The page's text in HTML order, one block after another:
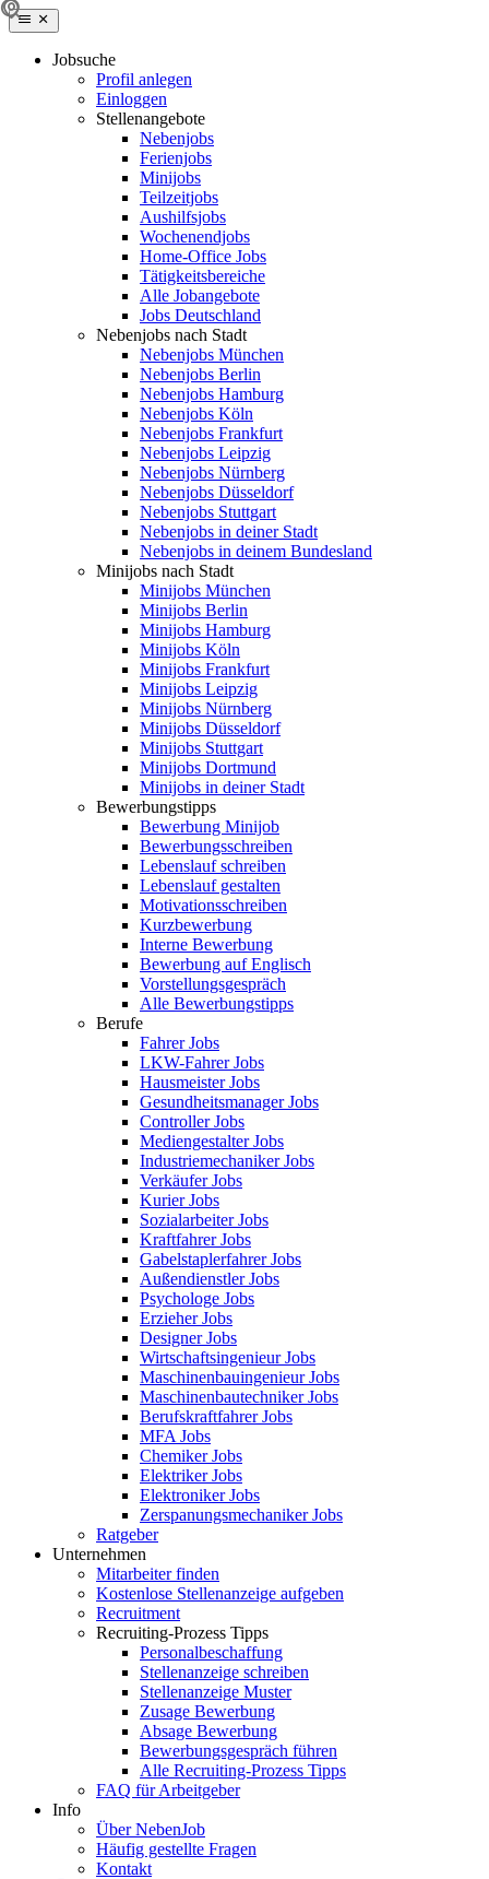
Jobsuche
Profil anlegen
Einloggen
Stellenangebote
Nebenjobs
Ferienjobs
Minijobs
Teilzeitjobs
Aushilfsjobs
Wochenendjobs
Home-Office Jobs
Tätigkeitsbereiche
Alle Jobangebote
Jobs Deutschland
Nebenjobs nach Stadt
Nebenjobs München
Nebenjobs Berlin
Nebenjobs Hamburg
Nebenjobs Köln
Nebenjobs Frankfurt
Nebenjobs Leipzig
Nebenjobs Nürnberg
Nebenjobs Düsseldorf
Nebenjobs Stuttgart
Nebenjobs in deiner Stadt
Nebenjobs in deinem Bundesland
Minijobs nach Stadt
Minijobs München
Minijobs Berlin
Minijobs Hamburg
Minijobs Köln
Minijobs Frankfurt
Minijobs Leipzig
Minijobs Nürnberg
Minijobs Düsseldorf
Minijobs Stuttgart
Minijobs Dortmund
Minijobs in deiner Stadt
Bewerbungstipps
Bewerbung Minijob
Bewerbungsschreiben
Lebenslauf schreiben
Lebenslauf gestalten
Motivationsschreiben
Kurzbewerbung
Interne Bewerbung
Bewerbung auf Englisch
Vorstellungsgespräch
Alle Bewerbungstipps
Berufe
Fahrer Jobs
LKW-Fahrer Jobs
Hausmeister Jobs
Gesundheitsmanager Jobs
Controller Jobs
Mediengestalter Jobs
Industriemechaniker Jobs
Verkäufer Jobs
Kurier Jobs
Sozialarbeiter Jobs
Kraftfahrer Jobs
Gabelstaplerfahrer Jobs
Außendienstler Jobs
Psychologe Jobs
Erzieher Jobs
Designer Jobs
Wirtschaftsingenieur Jobs
Maschinenbauingenieur Jobs
Maschinenbautechniker Jobs
Berufskraftfahrer Jobs
MFA Jobs
Chemiker Jobs
Elektriker Jobs
Elektroniker Jobs
Zerspanungsmechaniker Jobs
Ratgeber
Unternehmen
Mitarbeiter finden
Kostenlose Stellenanzeige aufgeben
Recruitment
Recruiting-Prozess Tipps
Personalbeschaffung
Stellenanzeige schreiben
Stellenanzeige Muster
Zusage Bewerbung
Absage Bewerbung
Bewerbungsgespräch führen
Alle Recruiting-Prozess Tipps
FAQ für Arbeitgeber
Info
Über NebenJob
Häufig gestellte Fragen
Kontakt